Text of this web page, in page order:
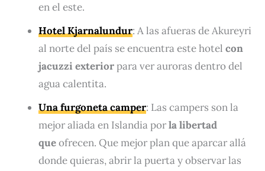
en el este.
Hotel Kjarnalundur: A las afueras de Akureyri
al norte del país se encuentra estehotel con
jacuzzi exteriorpara ver auroras dentro del
agua calentita.
Una furgoneta camper: Las campers son la
mejor aliada en Islandia porla libertad
queofrecen. Que mejor plan que aparcar allá
donde quieras, abrir la puerta y observar las